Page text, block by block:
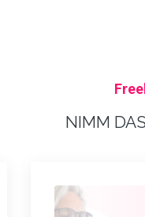
NIMM